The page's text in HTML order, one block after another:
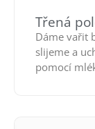
Třená
Dáme vařit
slijeme a
pomocí